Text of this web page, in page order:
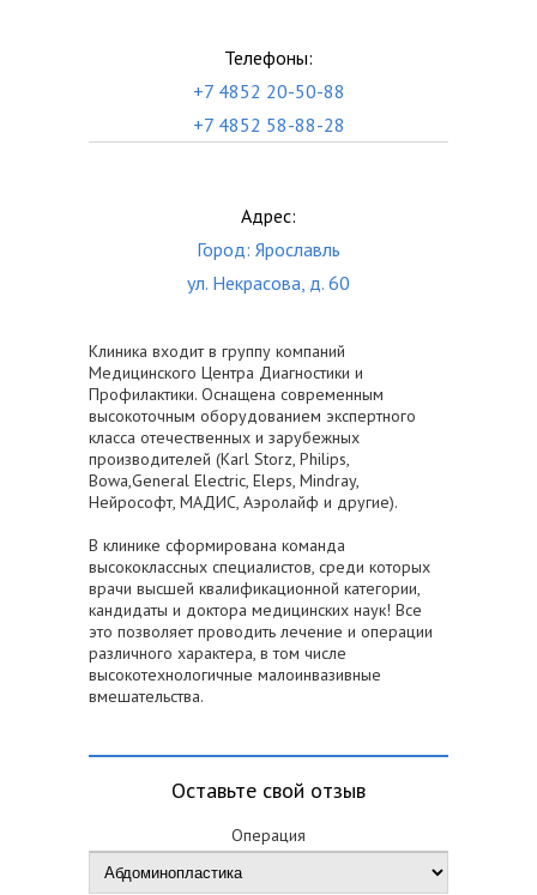
Телефоны:
+7 4852 20-50-88
+7 4852 58-88-28
Адрес:
Город: Ярославль
ул. Некрасова, д. 60
Клиника входит в группу компаний
Медицинского Центра Диагностики и
Профилактики. Оснащена современным
высокоточным оборудованием экспертного
класса отечественных и зарубежных
производителей (Karl Storz, Philips,
Bowa,General Electric, Eleps, Mindray,
Нейрософт, МАДИС, Аэролайф и другие).
В клинике сформирована команда
высококлассных специалистов, среди которых
врачи высшей квалификационной категории,
кандидаты и доктора медицинских наук! Все
это позволяет проводить лечение и операции
различного характера, в том числе
высокотехнологичные малоинвазивные
вмешательства.
Оставьте свой отзыв
Операция